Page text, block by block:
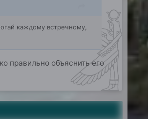
каждому встречному,
правильно объяснить его